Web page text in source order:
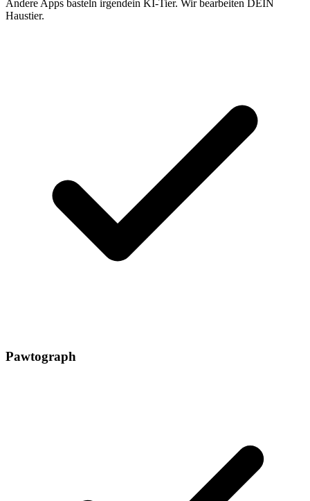
Andere Apps basteln irgendein KI-Tier. Wir bearbeiten DEIN
Haustier.
Pawtograph